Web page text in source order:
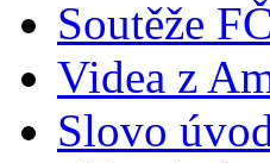
Soutěže
Videa z
Slovo